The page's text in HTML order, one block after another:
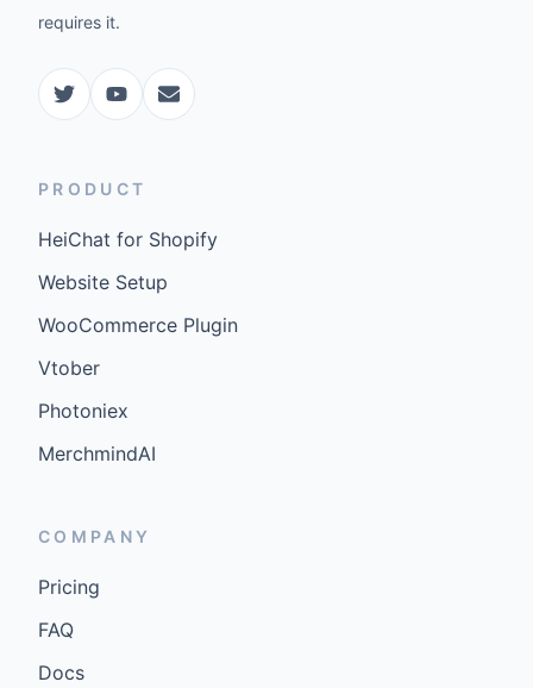
requires it.
PRODUCT
HeiChat for Shopify
Website Setup
WooCommerce Plugin
Vtober
Photoniex
MerchmindAI
COMPANY
Pricing
FAQ
Docs